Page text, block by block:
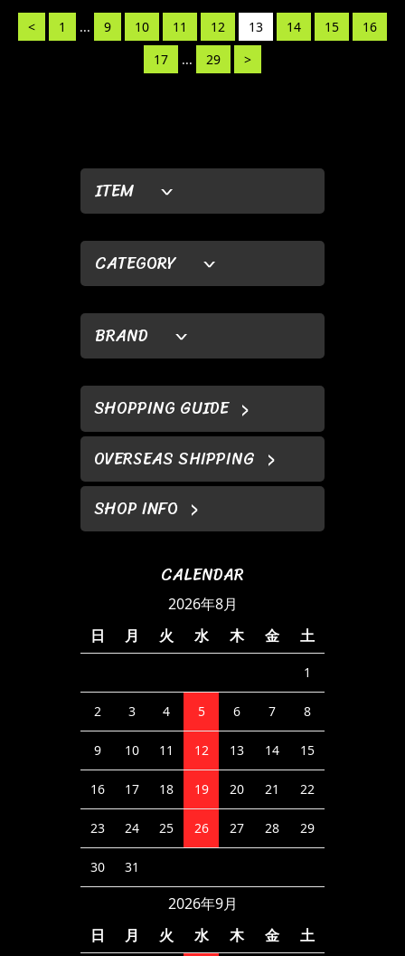
ITEM
CATEGORY
BRAND
SHOPPING GUIDE
OVERSEAS SHIPPING
SHOP INFO
CALENDAR
2026年8月
日
月 火 水 木 金 土
1
2 3 4 5 6 7 8
9 10 11 12 13 14 15
16 17 18 19 20 21 22
23 24 25 26 27 28 29
30 31
2026年9月
日
月 火 水 木 金 土
< 1 ... 9 10 11 12 13 14 15
16
17
... 29 >